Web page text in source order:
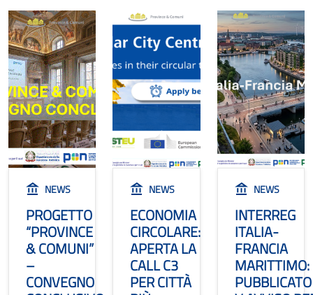
NEWS
PROGETTO
“PROVINCE
& COMUNI”
–
CONVEGNO
NEWS
ECONOMIA
CIRCOLARE:
APERTA LA
CALL C3
PER CITTÀ
NEWS
INTERREG
ITALIA-
FRANCIA
MARITTIMO: